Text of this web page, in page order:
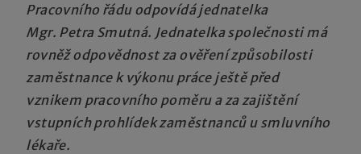
Pracovního řádu odpovídá jednatelka
Mgr. Petra Smutná. Jednatelka společnosti má
rovněž odpovědnost za ověření způsobilosti
zaměstnance k výkonu práce ještě před
vznikem pracovního poměru a za zajištění
vstupních prohlídek zaměstnanců u smluvního
lékaře.